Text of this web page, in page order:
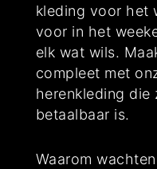
kleding voor het
voor in het
elk wat wils.
compleet met
herenkleding die
betaalbaar is.
Waarom